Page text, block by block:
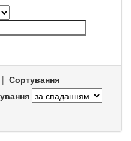
| Сортування